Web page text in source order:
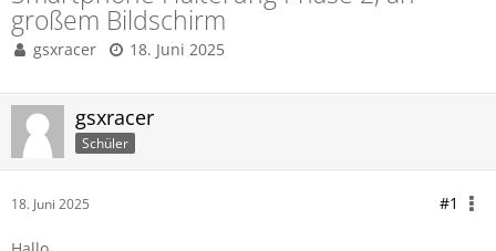
großem Bildschirm
gsxracer 18. Juni 2025
gsxracer
Schüler
18. Juni 2025 #1